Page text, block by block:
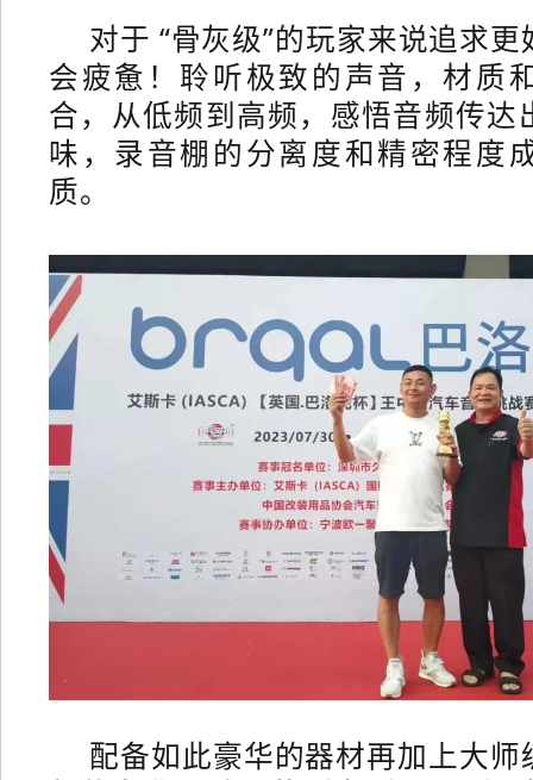
对于 “骨灰级”的玩家来说追求
会疲惫！聆听极致的声音，材质
合，从低频到高频，感悟音频传达
味，录音棚的分离度和精密程度
质。
配备如此豪华的器材再加上大